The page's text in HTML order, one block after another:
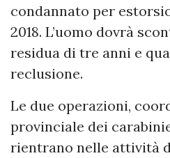
condannato per
2018. L’uomo dovrà
residua di tre anni e
reclusione.
Le due operazioni,
provinciale dei
rientrano nelle attività